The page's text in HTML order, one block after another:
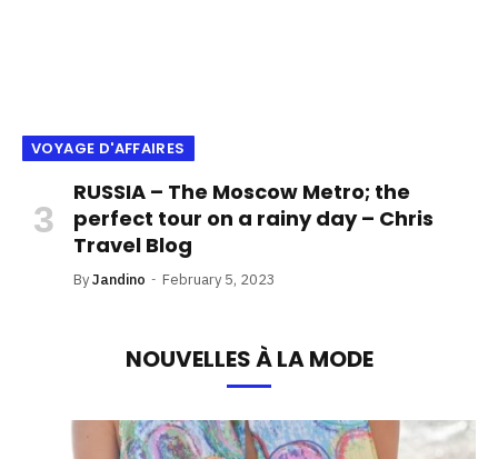
VOYAGE D'AFFAIRES
RUSSIA – The Moscow Metro; the
perfect tour on a rainy day – Chris
Travel Blog
ByJandino February 5, 2023
NOUVELLES À LA MODE